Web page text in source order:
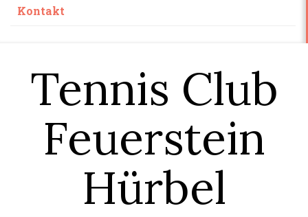
Kontakt
Tennis Club
Feuerstein
Hürbel